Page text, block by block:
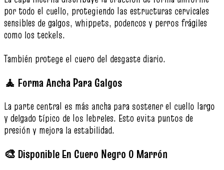
por todo el cuello, protegiendo las estructuras cervicales
sensibles de galgos, whippets, podencos y perros frágiles
como los teckels.
También protege el cuero del desgaste diario.
🧘 Forma Ancha Para Galgos
La parte central es más ancha para sostener el cuello largo
y delgado típico de los lebreles. Esto evita puntos de
presión y mejora la estabilidad.
🎨 Disponible En Cuero Negro O Marrón